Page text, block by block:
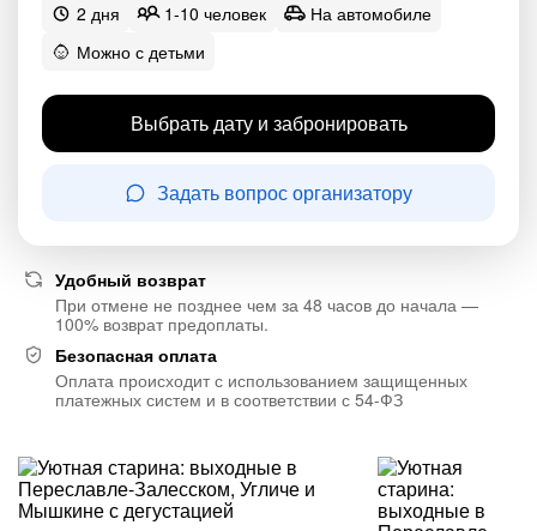
2 дня 1-10 человек
На автомобиле
Можно с детьми
Выбрать дату и забронировать
Задать вопрос организатору
Удобный возврат
При отмене не позднее чем за 48 часов до начала —
100% возврат предоплаты.
Безопасная оплата
Оплата происходит с использованием защищенных
платежных систем и в соответствии с 54-ФЗ